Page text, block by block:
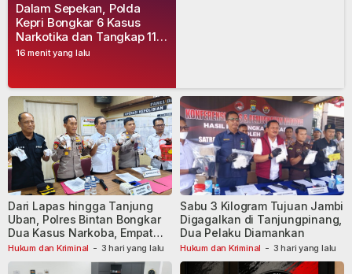
16 menit yang lalu
Dalam Sepekan, Polda
Kepri Bongkar 6 Kasus
Narkotika dan Tangkap 11
Tersangka
Hukum dan Kriminal - 3 hari yang lalu
Dari Lapas hingga Tanjung
Uban, Polres Bintan Bongkar
Dua Kasus Narkoba, Empat
Tersangka Dibekuk
Hukum dan Kriminal - 3 hari yang lalu
Sabu 3 Kilogram Tujuan Jambi
Digagalkan di Tanjungpinang,
Dua Pelaku Diamankan